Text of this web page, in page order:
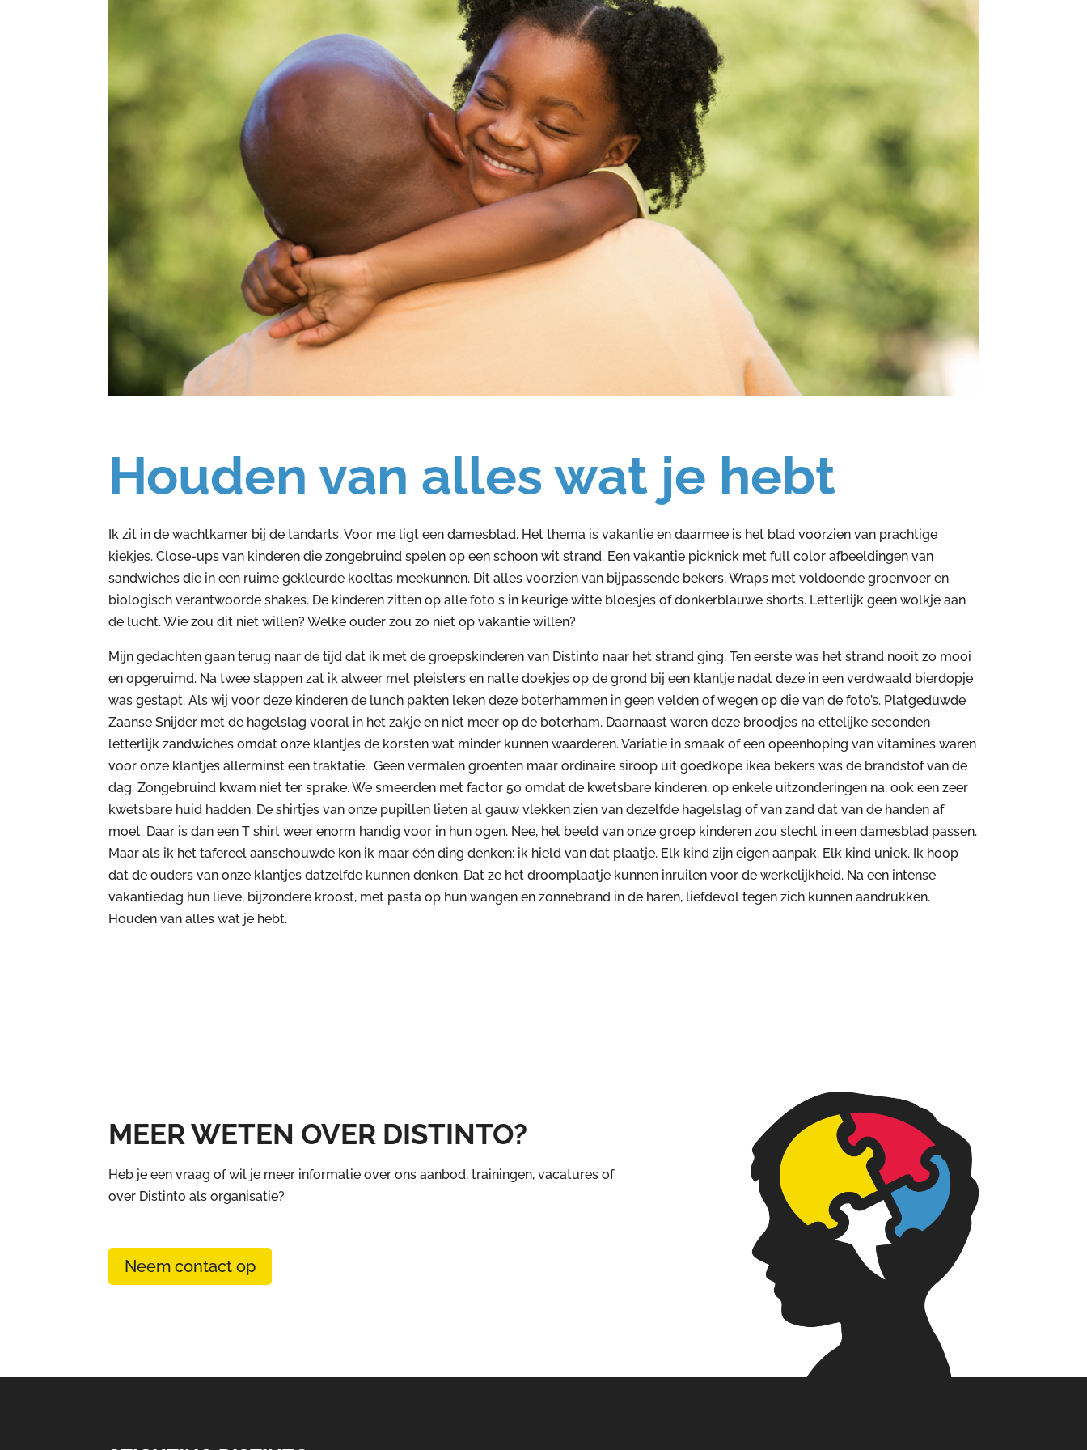
Houden van alles wat je hebt
Ik zit in de wachtkamer bij de tandarts. Voor me ligt een damesblad. Het thema is vakantie en daarmee is het blad voorzien van prachtige
kiekjes. Close-ups van kinderen die zongebruind spelen op een schoon wit strand. Een vakantie picknick met full color afbeeldingen van
sandwiches die in een ruime gekleurde koeltas meekunnen. Dit alles voorzien van bijpassende bekers. Wraps met voldoende groenvoer en
biologisch verantwoorde shakes. De kinderen zitten op alle foto s in keurige witte bloesjes of donkerblauwe shorts. Letterlijk geen wolkje aan
de lucht. Wie zou dit niet willen? Welke ouder zou zo niet op vakantie willen?
Mijn gedachten gaan terug naar de tijd dat ik met de groepskinderen van Distinto naar het strand ging. Ten eerste was het strand nooit zo mooi
en opgeruimd. Na twee stappen zat ik alweer met pleisters en natte doekjes op de grond bij een klantje nadat deze in een verdwaald bierdopje
was gestapt. Als wij voor deze kinderen de lunch pakten leken deze boterhammen in geen velden of wegen op die van de foto’s. Platgeduwde
Zaanse Snijder met de hagelslag vooral in het zakje en niet meer op de boterham. Daarnaast waren deze broodjes na ettelijke seconden
letterlijk zandwiches omdat onze klantjes de korsten wat minder kunnen waarderen. Variatie in smaak of een opeenhoping van vitamines waren
voor onze klantjes allerminst een traktatie. Geen vermalen groenten maar ordinaire siroop uit goedkope ikea bekers was de brandstof van de
dag. Zongebruind kwam niet ter sprake. We smeerden met factor 50 omdat de kwetsbare kinderen, op enkele uitzonderingen na, ook een zeer
kwetsbare huid hadden. De shirtjes van onze pupillen lieten al gauw vlekken zien van dezelfde hagelslag of van zand dat van de handen af
moet. Daar is dan een T shirt weer enorm handig voor in hun ogen. Nee, het beeld van onze groep kinderen zou slecht in een damesblad passen.
Maar als ik het tafereel aanschouwde kon ik maar één ding denken: ik hield van dat plaatje. Elk kind zijn eigen aanpak. Elk kind uniek. Ik hoop
dat de ouders van onze klantjes datzelfde kunnen denken. Dat ze het droomplaatje kunnen inruilen voor de werkelijkheid. Na een intense
vakantiedag hun lieve, bijzondere kroost, met pasta op hun wangen en zonnebrand in de haren, liefdevol tegen zich kunnen aandrukken.
Houden van alles wat je hebt.
MEER WETEN OVER DISTINTO?
Heb je een vraag of wil je meer informatie over ons aanbod, trainingen, vacatures of
over Distinto als organisatie?
Neem contact op